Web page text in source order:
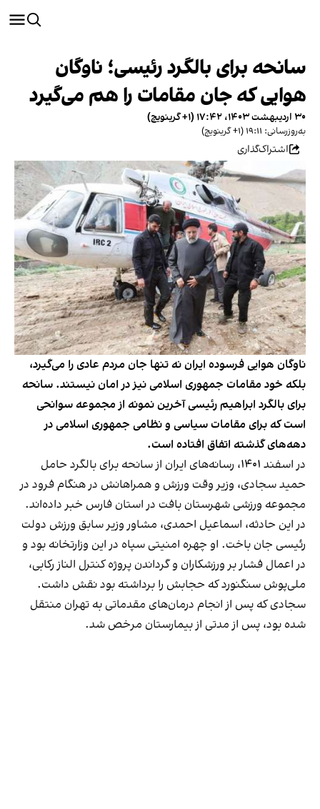
سانحه برای بالگرد رئیسی؛ ناوگان
هوایی که جان مقامات را هم می‌گیرد
۳۰ اردیبهشت ۱۴۰۳، ۱۷:۴۲ (‎+۱ گرینویچ)
به‌روزرسانی: ۱۹:۱۱ (‎+۱ گرینویچ)
اشتراک‌گذاری
ناوگان هوایی فرسوده ایران نه تنها جان مردم عادی را می‌گیرد،
بلکه خود مقامات جمهوری اسلامی نیز در امان نیستند. سانحه
برای بالگرد ابراهیم رئیسی آخرین نمونه از مجموعه سوانحی
است که برای مقامات سیاسی و نظامی جمهوری اسلامی در
دهه‌های گذشته اتفاق افتاده است.
در اسفند ۱۴۰۱، رسانه‌های ایران از سانحه برای
بالگرد حامل
حمید سجادی، وزیر وقت ورزش و همراهانش در هنگام فرود در
مجموعه ورزشی شهرستان بافت در استان فارس خبر داده‌اند.
در این حادثه،‌ اسماعیل احمدی، مشاور وزیر سابق ورزش دولت
رئیسی جان باخت. او چهره امنیتی سپاه در این وزارتخانه بود و
در اعمال فشار بر ورزشکاران و گرداندن پروژه کنترل الناز رکابی،
ملی‌پوش سنگنورد که حجابش را برداشته بود نقش داشت.
سجادی که پس از انجام درمان‌های مقدماتی به تهران منتقل
شده بود، پس از مدتی از بیمارستان مرخص شد.